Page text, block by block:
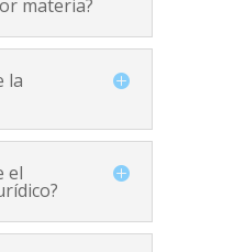
materia?
la
el